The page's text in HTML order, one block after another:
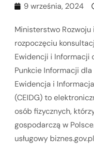
9 września, 2024
Ministerstwo Rozwoju
rozpoczęciu
Ewidencji i Informacji
Punkcie Informacji
Ewidencja i
(CEIDG) to
osób fizycznych,
gospodarczą w
usługowy